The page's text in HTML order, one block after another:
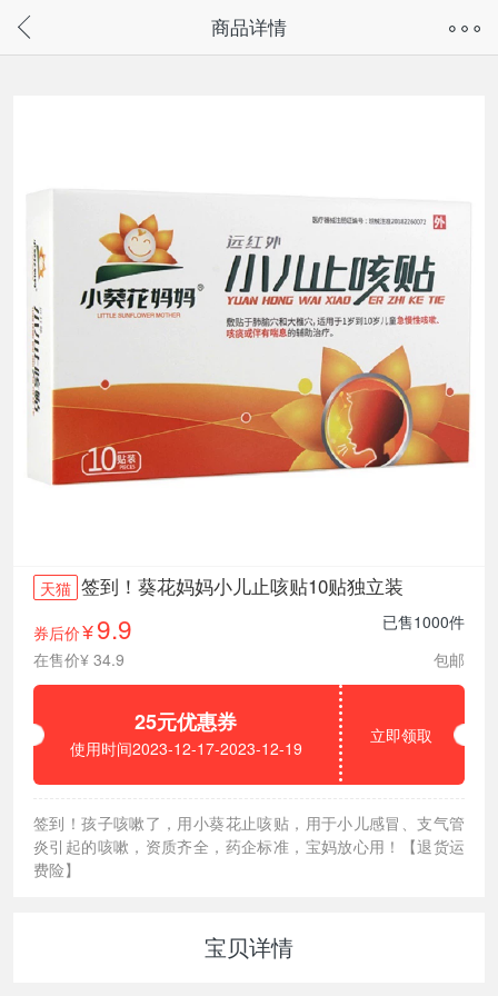
请通过微信或支付宝搜“奇兔客小程序”访问
商品详情
天猫 签到！葵花妈妈小儿止咳贴10贴独立装
券后价¥ 9.9
已售1000件
在售价¥ 34.9
包邮
25元优惠券
使用时间2023-12-17-2023-12-19
立即领取
签到！孩子咳嗽了，用小葵花止咳贴，用于小儿感冒、支气管
炎引起的咳嗽，资质齐全，药企标准，宝妈放心用！【退货运
费险】
宝贝详情